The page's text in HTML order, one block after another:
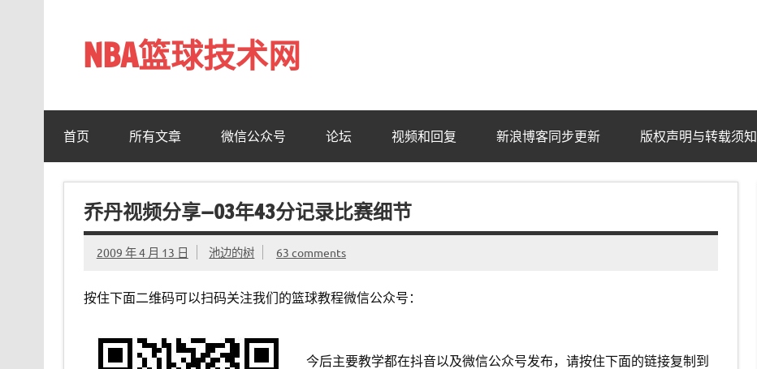
NBA篮球技术网
首页 所有文章 微信公众号 论坛 视频和回复 新浪博客同步更新 版权声明与转载须知
乔丹视频分享—03年43分记录比赛细节
2009 年 4 月 13 日 池边的树 63 comments
按住下面二维码可以扫码关注我们的篮球教程微信公众号：
今后主要教学都在抖音以及微信公众号发布，请按住下面的链接复制到